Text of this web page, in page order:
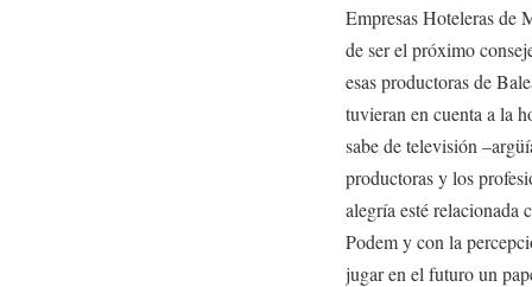
Empresas Hoteleras de
de ser el próximo
esas productoras de
tuvieran en cuenta a la
sabe de televisión
productoras y los
alegría esté relacionada
Podem y con la
jugar en el futuro un